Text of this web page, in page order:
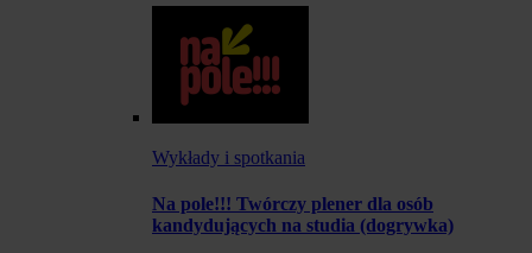
Wykłady i spotkania
Na pole!!! Twórczy plener dla osób
kandydujących na studia (dogrywka)